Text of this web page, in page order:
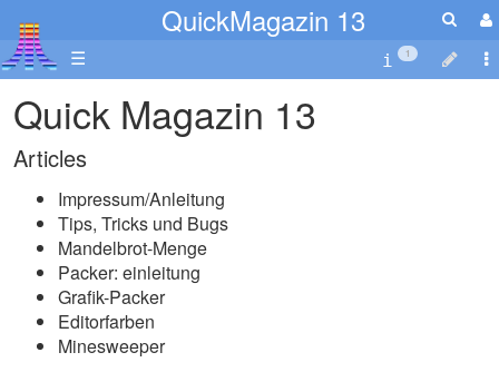
QuickMagazin 13
☰ 1
Quick Magazin 13
Articles
Impressum/Anleitung
Tips, Tricks und Bugs
Mandelbrot-Menge
Packer: einleitung
Grafik-Packer
Editorfarben
Minesweeper